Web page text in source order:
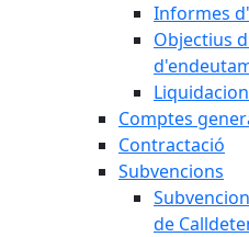
Informes
Objectius
Comptes
Contractació
Subvencions
de